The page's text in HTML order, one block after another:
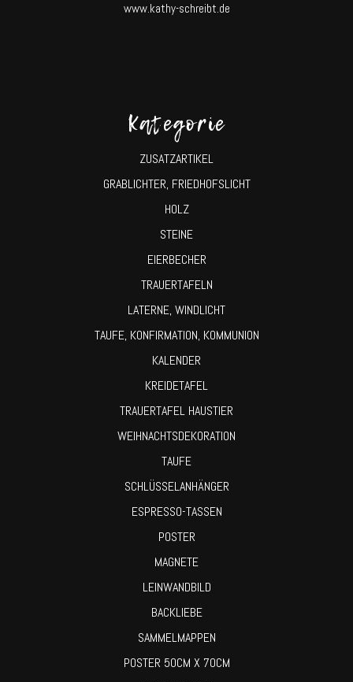
www.kathy-schreibt.de
Kategorie
ZUSATZARTIKEL
GRABLICHTER, FRIEDHOFSLICHT
HOLZ
STEINE
EIERBECHER
TRAUERTAFELN
LATERNE, WINDLICHT
TAUFE, KONFIRMATION, KOMMUNION
KALENDER
KREIDETAFEL
TRAUERTAFEL HAUSTIER
WEIHNACHTSDEKORATION
TAUFE
SCHLÜSSELANHÄNGER
ESPRESSO-TASSEN
POSTER
MAGNETE
LEINWANDBILD
BACKLIEBE
SAMMELMAPPEN
POSTER 50CM X 70CM